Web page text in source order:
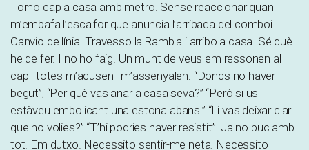
Torno cap a casa amb metro. Sense reaccionar quan
m’embafa l’escalfor que anuncia l’arribada del comboi.
Canvio de línia. Travesso la Rambla i arribo a casa. Sé què
he de fer. I no ho faig. Un munt de veus em ressonen al
cap i totes m’acusen i m’assenyalen: “Doncs no haver
begut”, “Per què vas anar a casa seva?” “Però si us
estàveu embolicant una estona abans!” “Li vas deixar clar
que no volies?” “T’hi podries haver resistit”. Ja no puc amb
tot. Em dutxo. Necessito sentir-me neta. Necessito